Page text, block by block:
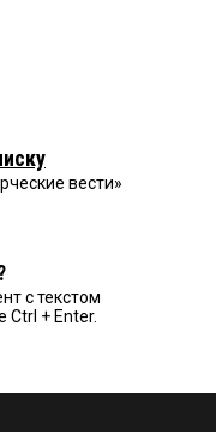
вести»
с текстом
+ Enter.